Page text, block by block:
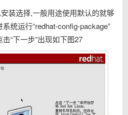
装选择,一般用途使用默认的就够
统运行“redhat-config-package”
“下一步”出现如下图27